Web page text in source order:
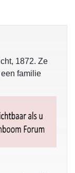
1872. Ze
familie